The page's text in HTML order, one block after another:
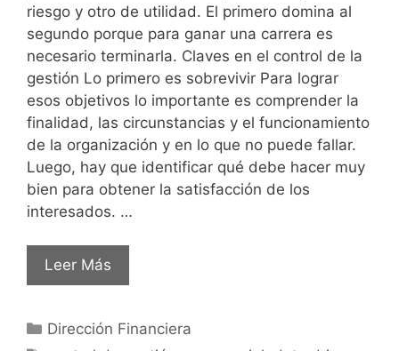
riesgo y otro de utilidad. El primero domina al
segundo porque para ganar una carrera es
necesario terminarla. Claves en el control de la
gestión Lo primero es sobrevivir Para lograr
esos objetivos lo importante es comprender la
finalidad, las circunstancias y el funcionamiento
de la organización y en lo que no puede fallar.
Luego, hay que identificar qué debe hacer muy
bien para obtener la satisfacción de los
interesados. …
Leer Más
Dirección Financiera